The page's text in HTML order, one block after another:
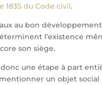
1835 du Code civil.
au bon
l’existence
son siège.
une étape à part
un objet